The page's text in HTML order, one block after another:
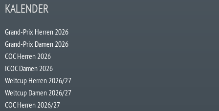
KALENDER
Grand-Prix Herren 2026
Grand-Prix Damen 2026
COC Herren 2026
ICOC Damen 2026
Weltcup Herren 2026/27
Weltcup Damen 2026/27
COC Herren 2026/27